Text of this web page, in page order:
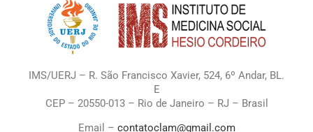
IMS/UERJ – R. São Francisco Xavier, 524, 6º Andar, BL.
E
CEP – 20550-013 – Rio de Janeiro – RJ – Brasil
Email – contatoclam@gmail.com